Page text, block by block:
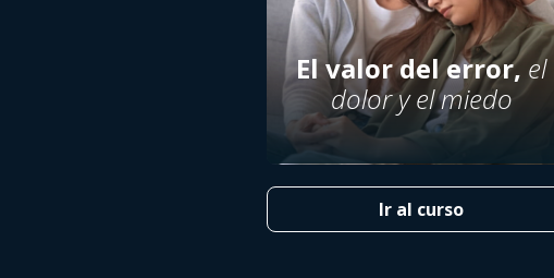
El valor del error,el
dolor y el miedo
Ir al curso